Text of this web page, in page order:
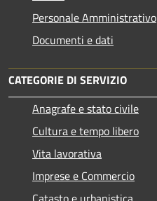
Personale Amministrativo
Documenti e dati
CATEGORIE DI SERVIZIO
Anagrafe e stato civile
Cultura e tempo libero
Vita lavorativa
Imprese e Commercio